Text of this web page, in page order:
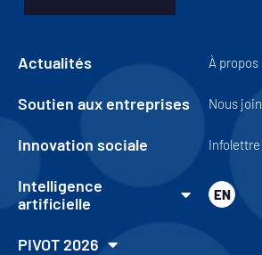
Actualités
Soutien aux entreprises
Innovation sociale
Intelligence
artificielle
PIVOT 2026
À propos
Nous
Infolettre
EN